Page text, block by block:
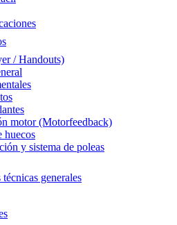
/ Handouts)
motor (Motorfeedback)
huecos
y sistema de poleas
generales